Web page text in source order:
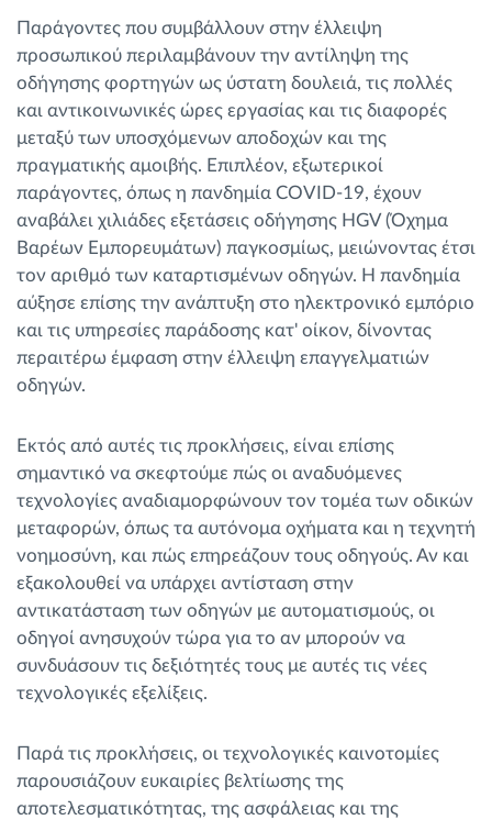
Παράγοντες που συμβάλλουν στην έλλειψη
προσωπικού περιλαμβάνουν την αντίληψη της
οδήγησης φορτηγών ως ύστατη δουλειά, τις πολλές
και αντικοινωνικές ώρες εργασίας και τις διαφορές
μεταξύ των υποσχόμενων αποδοχών και της
πραγματικής αμοιβής. Επιπλέον, εξωτερικοί
παράγοντες, όπως η πανδημία COVID-19, έχουν
αναβάλει χιλιάδες εξετάσεις οδήγησης HGV (Όχημα
Βαρέων Εμπορευμάτων) παγκοσμίως, μειώνοντας έτσι
τον αριθμό των καταρτισμένων οδηγών. Η πανδημία
αύξησε επίσης την ανάπτυξη στο ηλεκτρονικό εμπόριο
και τις υπηρεσίες παράδοσης κατ' οίκον, δίνοντας
περαιτέρω έμφαση στην έλλειψη επαγγελματιών
οδηγών.
Εκτός από αυτές τις προκλήσεις, είναι επίσης
σημαντικό να σκεφτούμε πώς οι αναδυόμενες
τεχνολογίες αναδιαμορφώνουν τον τομέα των οδικών
μεταφορών, όπως τα αυτόνομα οχήματα και η τεχνητή
νοημοσύνη, και πώς επηρεάζουν τους οδηγούς. Αν και
εξακολουθεί να υπάρχει αντίσταση στην
αντικατάσταση των οδηγών με αυτοματισμούς, οι
οδηγοί ανησυχούν τώρα για το αν μπορούν να
συνδυάσουν τις δεξιότητές τους με αυτές τις νέες
τεχνολογικές εξελίξεις.
Παρά τις προκλήσεις, οι τεχνολογικές καινοτομίες
παρουσιάζουν ευκαιρίες βελτίωσης της
αποτελεσματικότητας, της ασφάλειας και της